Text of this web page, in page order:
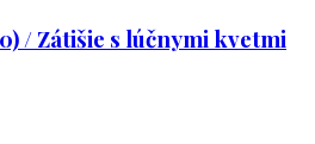
/ Zátišie s lúčnymi kvetmi